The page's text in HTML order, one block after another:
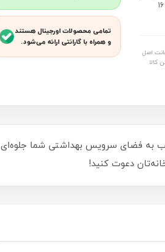
شده 1841 گرم لوازم داخل جعبه 2 عدد شلنگ پیسوار، آسان بند ضخامت آبکاری 16
اصل
کالا
تمامی محصولات اورجینال هستند
و همراه با گارانتی ارائه می‌شود.
آب به فضای سرویس بهداشتی شما جلوه‌ای
دعوت کنید!